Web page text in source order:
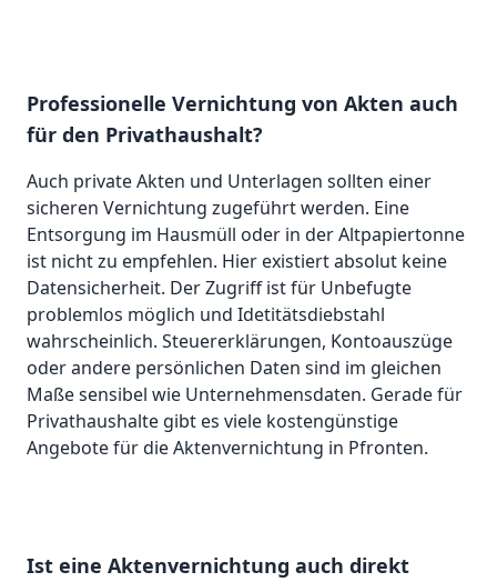
Professionelle Vernichtung von Akten auch
für den Privathaushalt?
Auch private Akten und Unterlagen sollten einer
sicheren Vernichtung zugeführt werden. Eine
Entsorgung im Hausmüll oder in der Altpapiertonne
ist nicht zu empfehlen. Hier existiert absolut keine
Datensicherheit. Der Zugriff ist für Unbefugte
problemlos möglich und Idetitätsdiebstahl
wahrscheinlich. Steuererklärungen, Kontoauszüge
oder andere persönlichen Daten sind im gleichen
Maße sensibel wie Unternehmensdaten. Gerade für
Privathaushalte gibt es viele kostengünstige
Angebote für die Aktenvernichtung in Pfronten.
Ist eine Aktenvernichtung auch direkt